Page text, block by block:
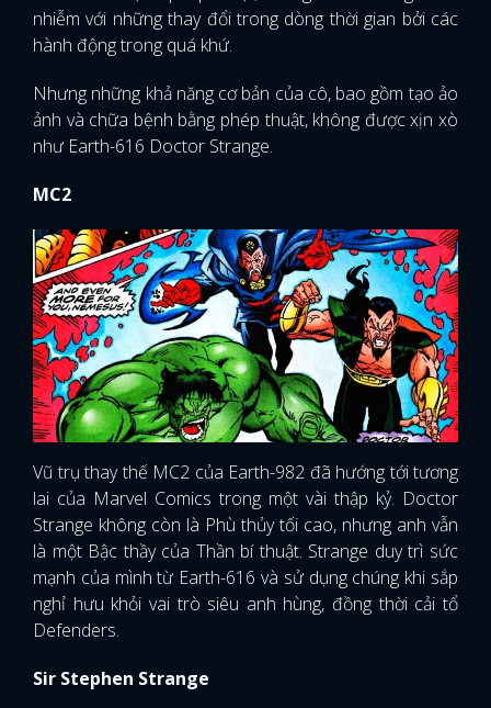
nhiễm với những thay đổi trong dòng thời gian bởi các
hành động trong quá khứ.
Nhưng những khả năng cơ bản của cô, bao gồm tạo ảo
ảnh và chữa bệnh bằng phép thuật, không được xịn xò
như Earth-616 Doctor Strange.
MC2
Vũ trụ thay thế MC2 của Earth-982 đã hướng tới tương
lai của Marvel Comics trong một vài thập kỷ. Doctor
Strange không còn là Phù thủy tối cao, nhưng anh vẫn
là một Bậc thầy của Thần bí thuật. Strange duy trì sức
mạnh của mình từ Earth-616 và sử dụng chúng khi sắp
nghỉ hưu khỏi vai trò siêu anh hùng, đồng thời cải tổ
Defenders.
Sir Stephen Strange